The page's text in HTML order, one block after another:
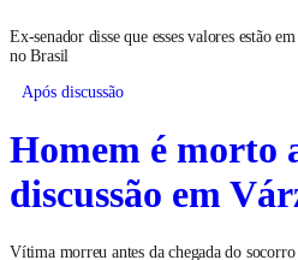
Ex-senador disse que esses valores estão
no Brasil
Após discussão
Homem é morto
discussão em
Vítima morreu antes da chegada do socorro